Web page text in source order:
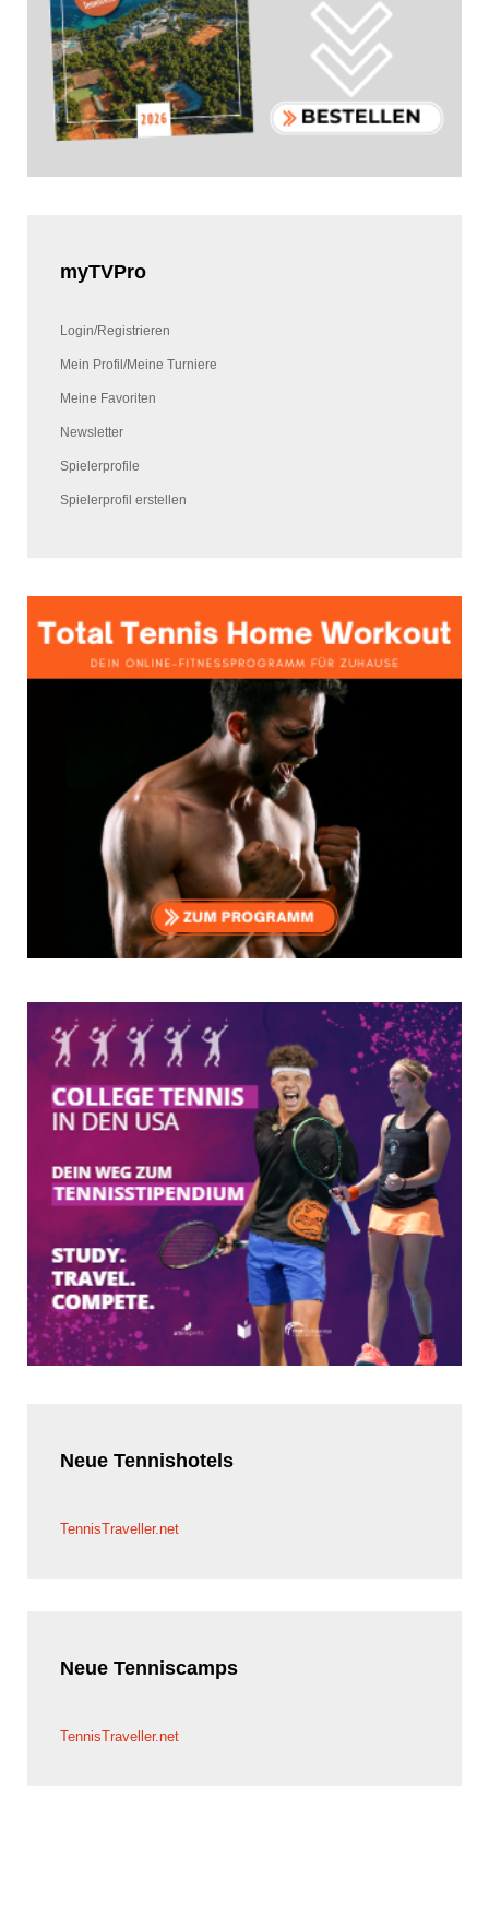
myTVPro
Login/Registrieren
Mein Profil/Meine Turniere
Meine Favoriten
Newsletter
Spielerprofile
Spielerprofil erstellen
Neue Tennishotels
TennisTraveller.net
Neue Tenniscamps
TennisTraveller.net